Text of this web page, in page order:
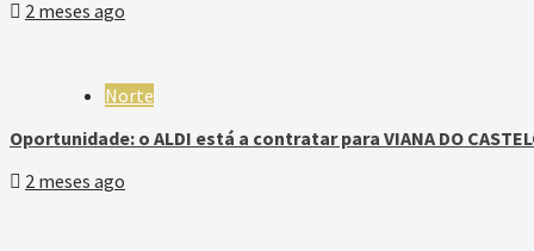
2 meses ago
Norte
Oportunidade: o ALDI está a contratar para VIANA DO
2 meses ago